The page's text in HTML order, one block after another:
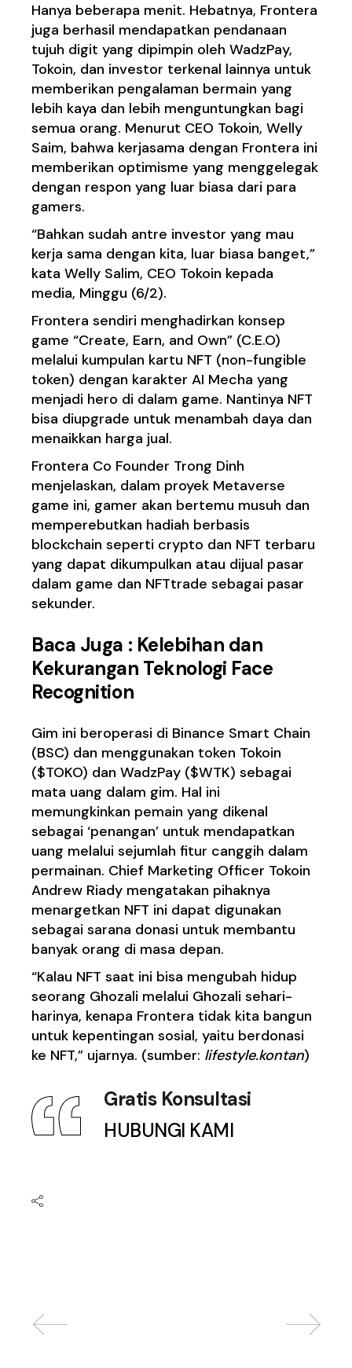
Hanya beberapa menit. Hebatnya, Frontera
juga berhasil mendapatkan pendanaan
tujuh digit yang dipimpin oleh WadzPay,
Tokoin, dan investor terkenal lainnya untuk
memberikan pengalaman bermain yang
lebih kaya dan lebih menguntungkan bagi
semua orang. Menurut CEO Tokoin, Welly
Saim, bahwa kerjasama dengan Frontera ini
memberikan optimisme yang menggelegak
dengan respon yang luar biasa dari para
gamers.
“Bahkan sudah antre investor yang mau
kerja sama dengan kita, luar biasa banget,”
kata Welly Salim, CEO Tokoin kepada
media, Minggu (6/2).
Frontera sendiri menghadirkan konsep
game “Create, Earn, and Own” (C.E.O)
melalui kumpulan kartu NFT (non-fungible
token) dengan karakter AI Mecha yang
menjadi hero di dalam game. Nantinya NFT
bisa diupgrade untuk menambah daya dan
menaikkan harga jual.
Frontera Co Founder Trong Dinh
menjelaskan, dalam proyek Metaverse
game ini, gamer akan bertemu musuh dan
memperebutkan hadiah berbasis
blockchain seperti crypto dan NFT terbaru
yang dapat dikumpulkan atau dijual pasar
dalam game dan NFTtrade sebagai pasar
sekunder.
Baca Juga : Kelebihan dan
Kekurangan Teknologi Face
Recognition
Gim ini beroperasi di Binance Smart Chain
(BSC) dan menggunakan token Tokoin
($TOKO) dan WadzPay ($WTK) sebagai
mata uang dalam gim. Hal ini
memungkinkan pemain yang dikenal
sebagai ‘penangan’ untuk mendapatkan
uang melalui sejumlah fitur canggih dalam
permainan. Chief Marketing Officer Tokoin
Andrew Riady mengatakan pihaknya
menargetkan NFT ini dapat digunakan
sebagai sarana donasi untuk membantu
banyak orang di masa depan.
“Kalau NFT saat ini bisa mengubah hidup
seorang Ghozali melalui Ghozali sehari-
harinya, kenapa Frontera tidak kita bangun
untuk kepentingan sosial, yaitu berdonasi
ke NFT,” ujarnya. (sumber: lifestyle.kontan)
Gratis Konsultasi
HUBUNGI KAMI